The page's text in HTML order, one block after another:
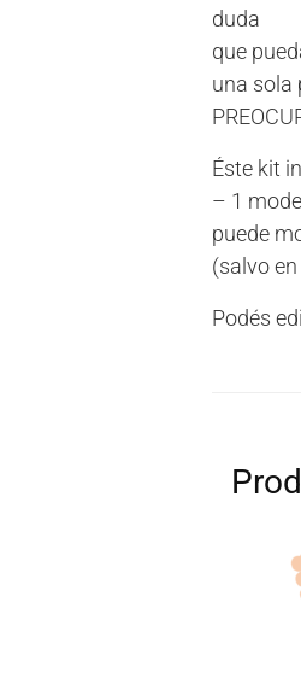
duda
que
una sola
Éste kit
– 1
puede
(salvo
Podés